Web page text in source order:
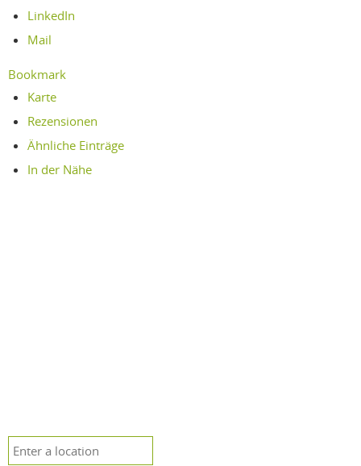
LinkedIn
Mail
Bookmark
Karte
Rezensionen
Ähnliche Einträge
In der Nähe